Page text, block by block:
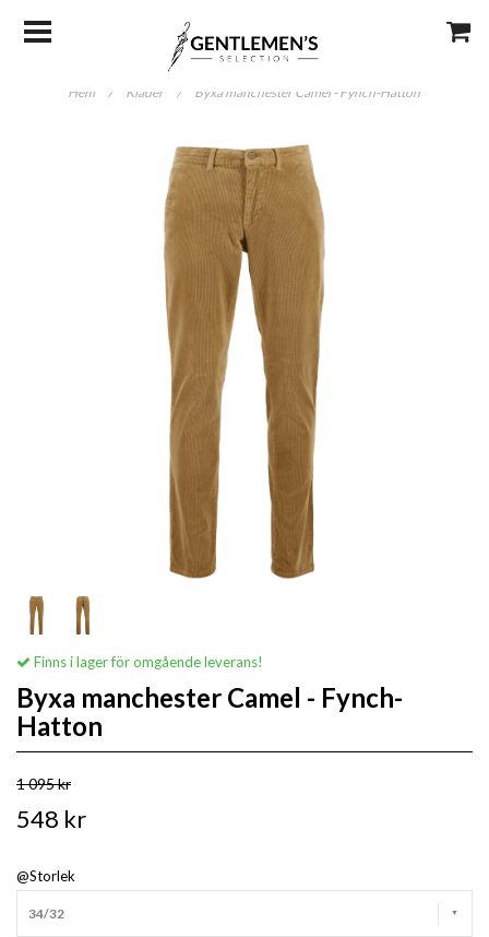
Hem / Kläder / Byxa manchester Camel - Fynch-Hatton
Finns i lager för omgående leverans!
Byxa manchester Camel - Fynch-
Hatton
1 095 kr
548 kr
@Storlek
34/32